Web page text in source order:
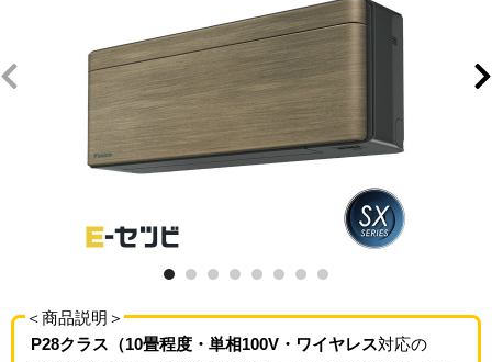
＜商品説明＞
P28クラス（10畳程度・単相100V・ワイヤレス対応の